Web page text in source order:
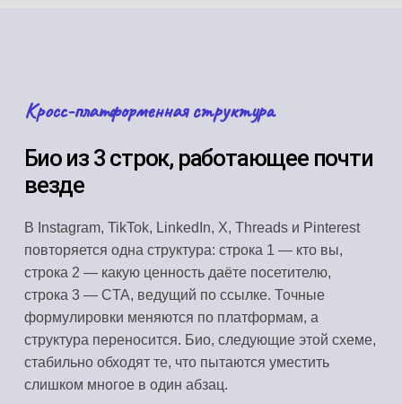
Кросс-платформенная структура
Био из 3 строк, работающее почти
везде
В Instagram, TikTok, LinkedIn, X, Threads и Pinterest
повторяется одна структура: строка 1 — кто вы,
строка 2 — какую ценность даёте посетителю,
строка 3 — CTA, ведущий по ссылке. Точные
формулировки меняются по платформам, а
структура переносится. Био, следующие этой схеме,
стабильно обходят те, что пытаются уместить
слишком многое в один абзац.